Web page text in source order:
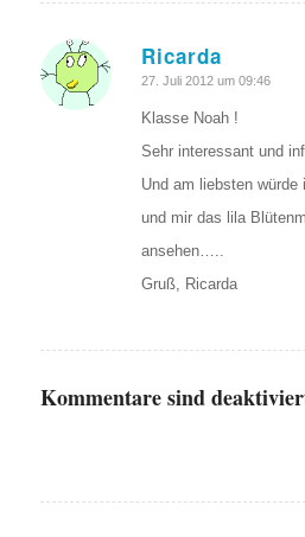
Ricarda
sagte:
27. Juli 2012 um 09:46
Klasse Noah !
Sehr interessant und
Und am liebsten würde
und mir das lila
ansehen…..
Gruß, Ricarda
Kommentare sind